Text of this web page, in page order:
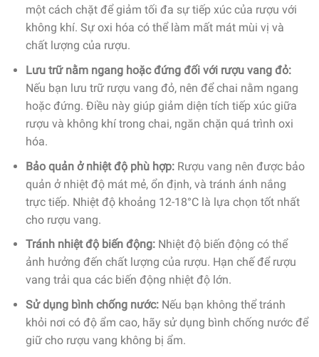
một cách chặt để giảm tối đa sự tiếp xúc của rượu với
không khí. Sự oxi hóa có thể làm mất mát mùi vị và
chất lượng của rượu.
Lưu trữ nằm ngang hoặc đứng đối với rượu vang đỏ:
Nếu bạn lưu trữ rượu vang đỏ, nên để chai nằm ngang
hoặc đứng. Điều này giúp giảm diện tích tiếp xúc giữa
rượu và không khí trong chai, ngăn chặn quá trình oxi
hóa.
Bảo quản ở nhiệt độ phù hợp:Rượu vang nên được bảo
quản ở nhiệt độ mát mẻ, ổn định, và tránh ánh nắng
trực tiếp. Nhiệt độ khoảng 12-18°C là lựa chọn tốt nhất
cho rượu vang.
Tránh nhiệt độ biến động:Nhiệt độ biến động có thể
ảnh hưởng đến chất lượng của rượu. Hạn chế để rượu
vang trải qua các biến động nhiệt độ lớn.
Sử dụng bình chống nước:Nếu bạn không thể tránh
khỏi nơi có độ ẩm cao, hãy sử dụng bình chống nước để
giữ cho rượu vang không bị ẩm.